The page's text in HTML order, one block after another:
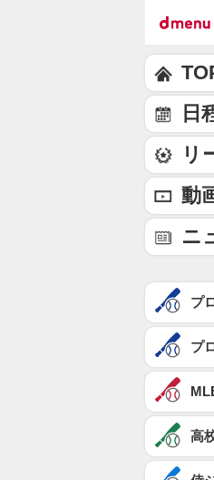
日
リ
動
ニ
プ
プ
高